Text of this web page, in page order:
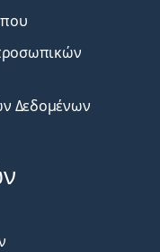
Δεδομένων